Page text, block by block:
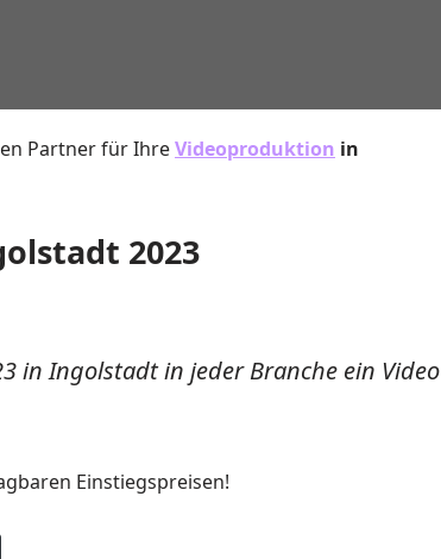
Partner für IhreVideoproduktion in
2023
in Ingolstadt in jeder Branche ein Video
Einstiegspreisen!